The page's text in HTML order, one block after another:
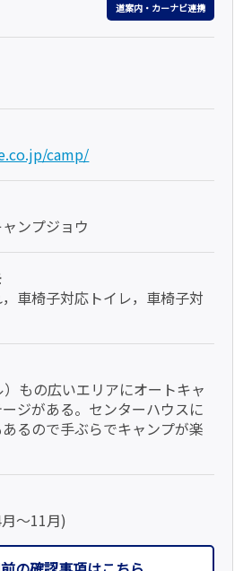
道案内・カーナビ連携
camp/
ンプジョウ
車椅子対応トイレ，車椅子対
もの広いエリアにオートキャ
ジがある。センターハウスに
るので手ぶらでキャンプが楽
～11月)